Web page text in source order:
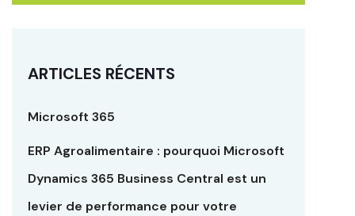
ARTICLES RÉCENTS
Microsoft 365
ERP Agroalimentaire : pourquoi Microsoft
Dynamics 365 Business Central est un
levier de performance pour votre